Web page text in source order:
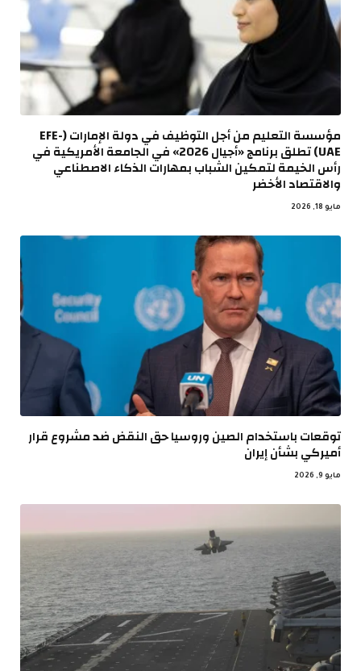
مؤسسة التعليم من أجل التوظيف في دولة الإمارات (EFE-
UAE) تطلق برنامج «أجيال 2026» في الجامعة الأمريكية في
رأس الخيمة لتمكين الشباب بمهارات الذكاء الاصطناعي
والاقتصاد الأخضر
مايو 18, 2026
توقعات باستخدام الصين وروسيا حق النقض ضد مشروع قرار
أميركي بشأن إيران
مايو 9, 2026